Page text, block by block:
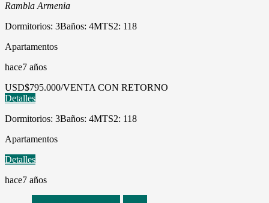
Rambla Armenia
Dormitorios: 3Baños: 4MTS2: 118
Apartamentos
hace7 años
USD$795.000/VENTA CON RETORNO
Detalles
Dormitorios: 3Baños: 4MTS2: 118
Apartamentos
Detalles
hace7 años